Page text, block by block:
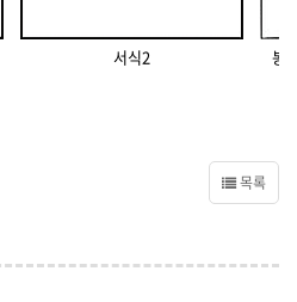
서식2 봉
목록